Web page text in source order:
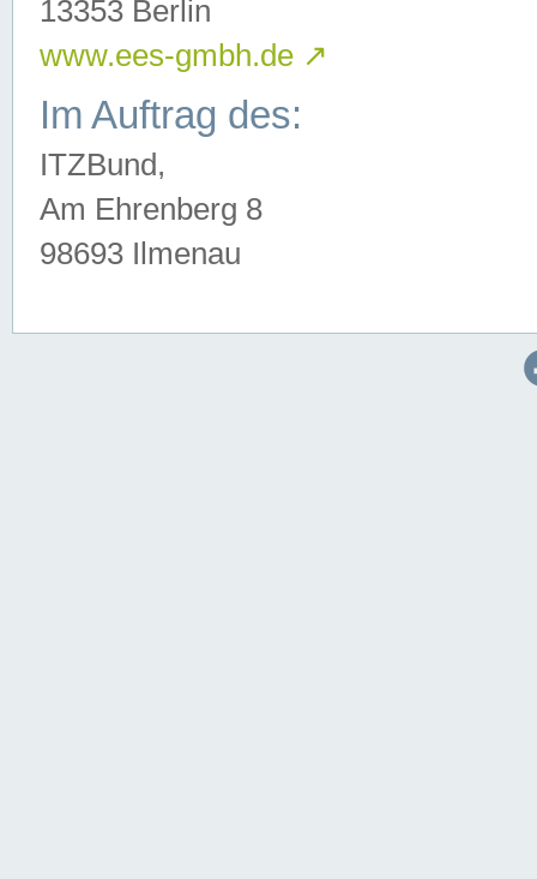
13353 Berlin
www.ees-gmbh.de ↗
Im Auftrag des:
ITZBund,
Am Ehrenberg 8
98693 Ilmenau